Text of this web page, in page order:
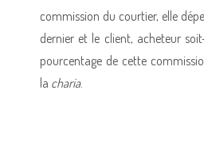
commission du courtier, elle
dernier et le client, acheteur
pourcentage de cette
la charia.